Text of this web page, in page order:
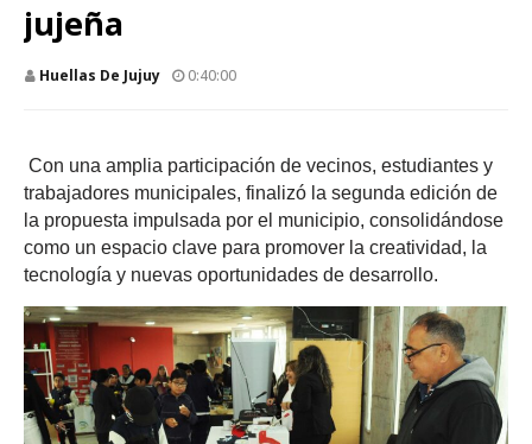
jujeña
Huellas De Jujuy 0:40:00
Con una amplia participación de vecinos, estudiantes y
trabajadores municipales, finalizó la segunda edición de
la propuesta impulsada por el municipio, consolidándose
como un espacio clave para promover la creatividad, la
tecnología y nuevas oportunidades de desarrollo.